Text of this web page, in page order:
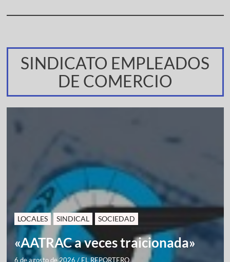
SINDICATO EMPLEADOS
DE COMERCIO
LOCALES SINDICAL SOCIEDAD
«AATRAC a veces traicionada»
6 de agosto de 2026 / EL REPORTERO